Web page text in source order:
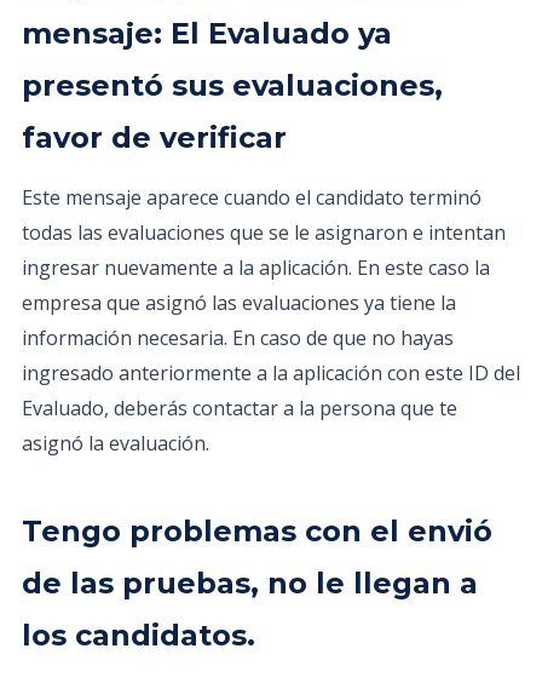
mensaje: El Evaluado ya
presentó sus evaluaciones,
favor de verificar
Este mensaje aparece cuando el candidato terminó
todas las evaluaciones que se le asignaron e intentan
ingresar nuevamente a la aplicación. En este caso la
empresa que asignó las evaluaciones ya tiene la
información necesaria. En caso de que no hayas
ingresado anteriormente a la aplicación con este ID del
Evaluado, deberás contactar a la persona que te
asignó la evaluación.
Tengo problemas con el envió
de las pruebas, no le llegan a
los candidatos.